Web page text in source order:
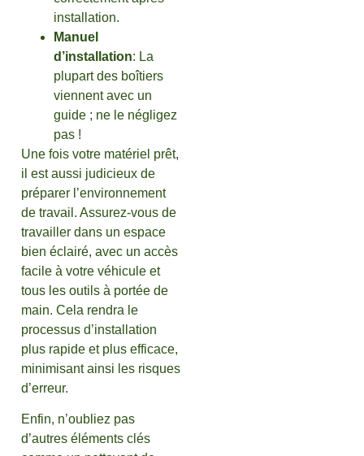
installation.
Manuel
d’installation: La
plupart des boîtiers
viennent avec un
guide ; ne le négligez
pas !
Une fois votre matériel prêt,
il est aussi judicieux de
préparer l’environnement
de travail. Assurez-vous de
travailler dans un espace
bien éclairé, avec un accès
facile à votre véhicule et
tous les outils à portée de
main. Cela rendra le
processus d’installation
plus rapide et plus efficace,
minimisant ainsi les risques
d’erreur.
Enfin, n’oubliez pas
d’autres éléments clés